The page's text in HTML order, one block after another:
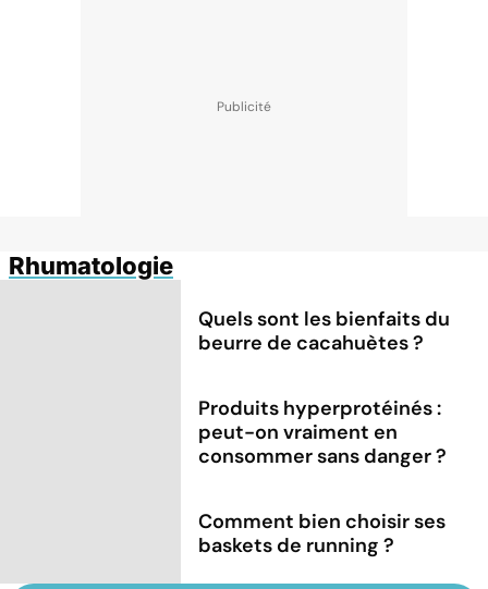
Rhumatologie
Quels sont les bienfaits du
beurre de cacahuètes ?
Produits hyperprotéinés :
peut-on vraiment en
consommer sans danger ?
Comment bien choisir ses
baskets de running ?